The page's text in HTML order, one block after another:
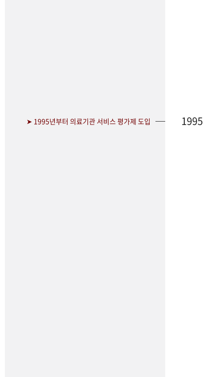
➤ 1995년부터 의료기관 서비스 평가제 도입 1995